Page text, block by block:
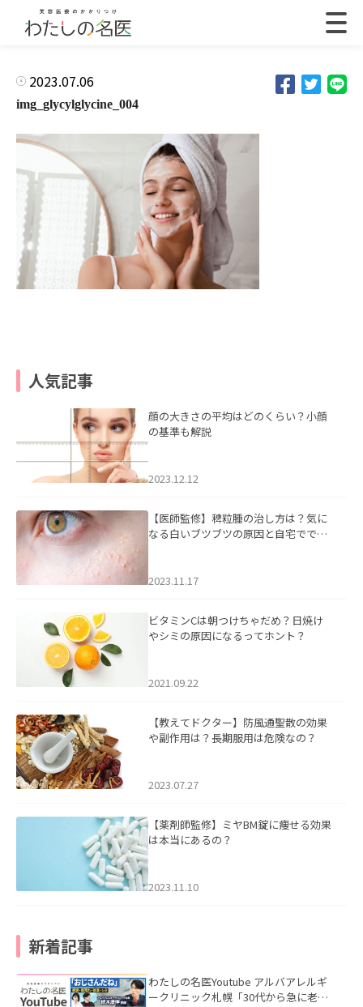
2023.07.06
img_glycylglycine_004
人気記事
顔の大きさの平均はどのくらい？小顔
の基準も解説
2023.12.12
【医師監修】稗粒腫の治し方は？気に
なる白いブツブツの原因と自宅ででき
2023.11.17
ビタミンCは朝つけちゃだめ？日焼け
やシミの原因になるってホント？
2021.09.22
【教えてドクター】防風通聖散の効果
や副作用は？長期服用は危険なの？
2023.07.27
【薬剤師監修】ミヤBM錠に痩せる効果
は本当にあるの？
2023.11.10
新着記事
わたしの名医Youtube アルバアレルギ
ークリニック札幌「30代から急に老け